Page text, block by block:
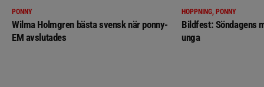
PONNY
Wilma Holmgren bästa svensk när ponny-
EM avslutades
HOPPNING, PONNY
Bildfest: Söndagens
unga